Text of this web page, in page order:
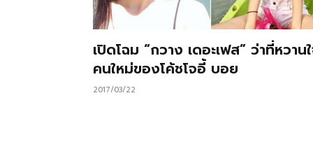
เปิดโฉม “กวาง เดอะเฟส” ว่าที่หวาน
คนใหม่ของโค้ชโจอี้ บอย
2017/03/22